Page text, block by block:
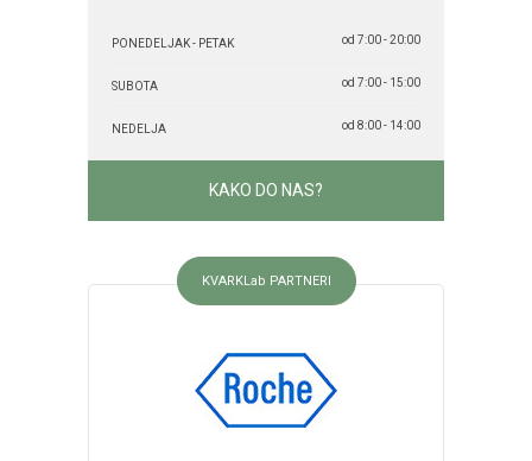
PONEDELJAK - PETAK od 7:00 - 20:00
SUBOTA od 7:00 - 15:00
NEDELJA od 8:00 - 14:00
KAKO DO NAS?
KVARKLab PARTNERI